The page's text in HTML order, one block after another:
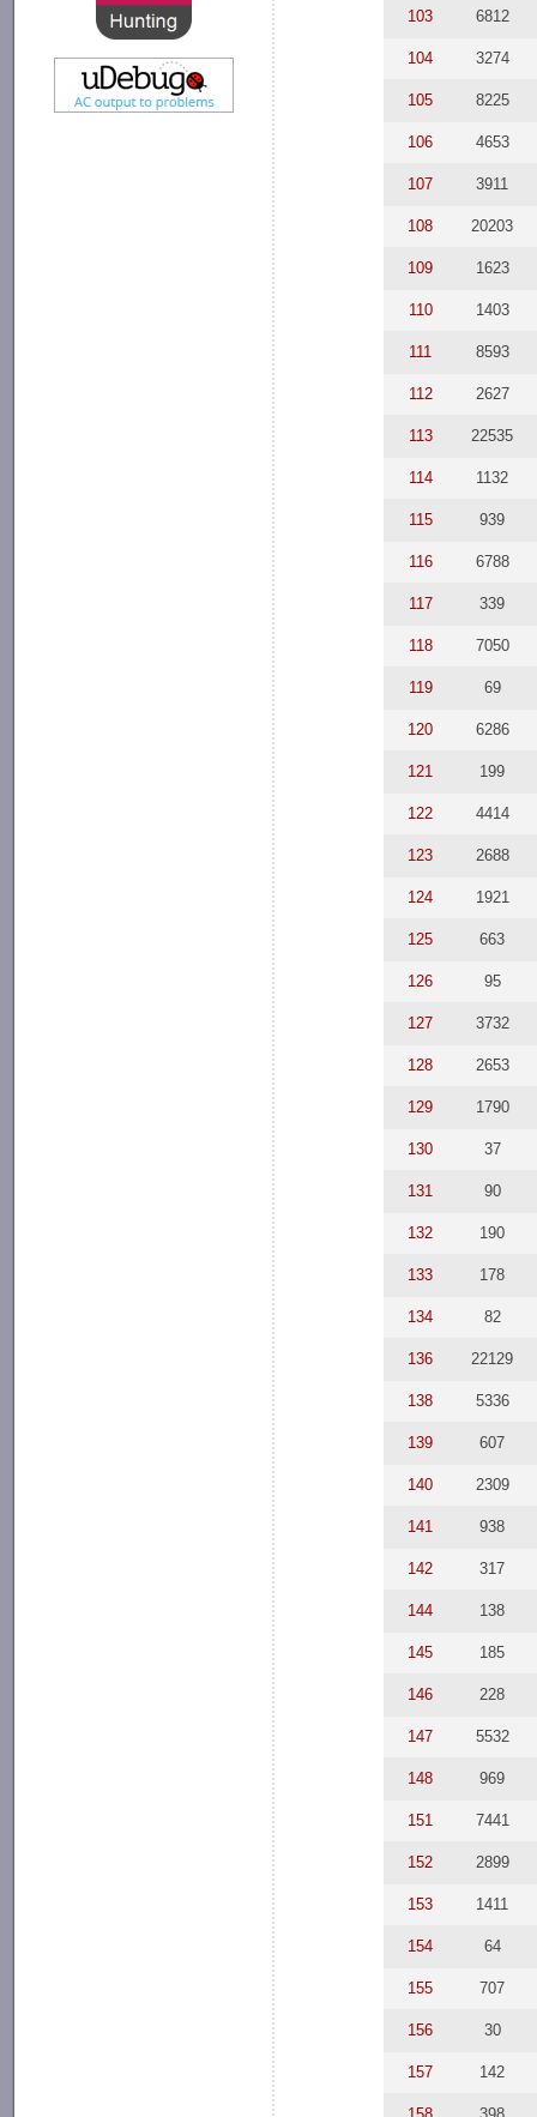
103 6812
104 3274
105 8225
106 4653
107 3911
108 20203
109 1623
110 1403
111 8593
112 2627
113 22535
114 1132
115 939
116 6788
117 339
118 7050
119 69
120 6286
121 199
122 4414
123 2688
124 1921
125 663
126 95
127 3732
128 2653
129 1790
130 37
131 90
132 190
133 178
134 82
136 22129
138 5336
139 607
140 2309
141 938
142 317
144 138
145 185
146 228
147 5532
148 969
151 7441
152 2899
153 1411
154 64
155 707
156 30
157 142